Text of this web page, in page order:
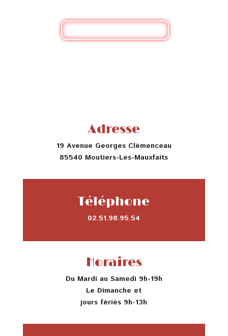
Adresse
19 Avenue Georges Clémenceau
85540 Moutiers-Les-Mauxfaits
Téléphone
02.51.98.95.54
Horaires
Du Mardi au Samedi 9h-19h
Le Dimanche et
jours fériés 9h-13h